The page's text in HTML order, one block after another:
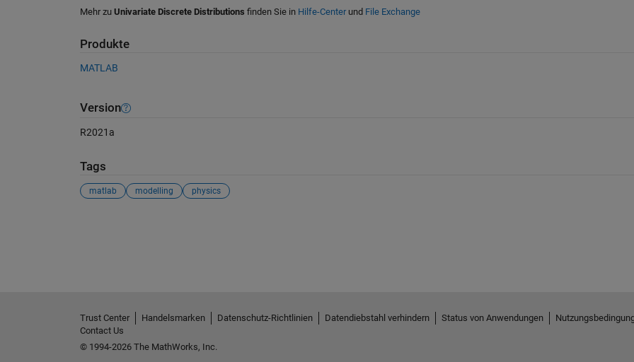
Mehr zu Univariate Discrete Distributions finden Sie in Hilfe-Centerund File Exchange
Produkte
MATLAB
Version
R2021a
Tags
matlab modelling physics
Trust Center Handelsmarken Datenschutz-Richtlinien Datendiebstahl verhindern Status von Anwendungen
Contact Us
© 1994-2026 The MathWorks, Inc.